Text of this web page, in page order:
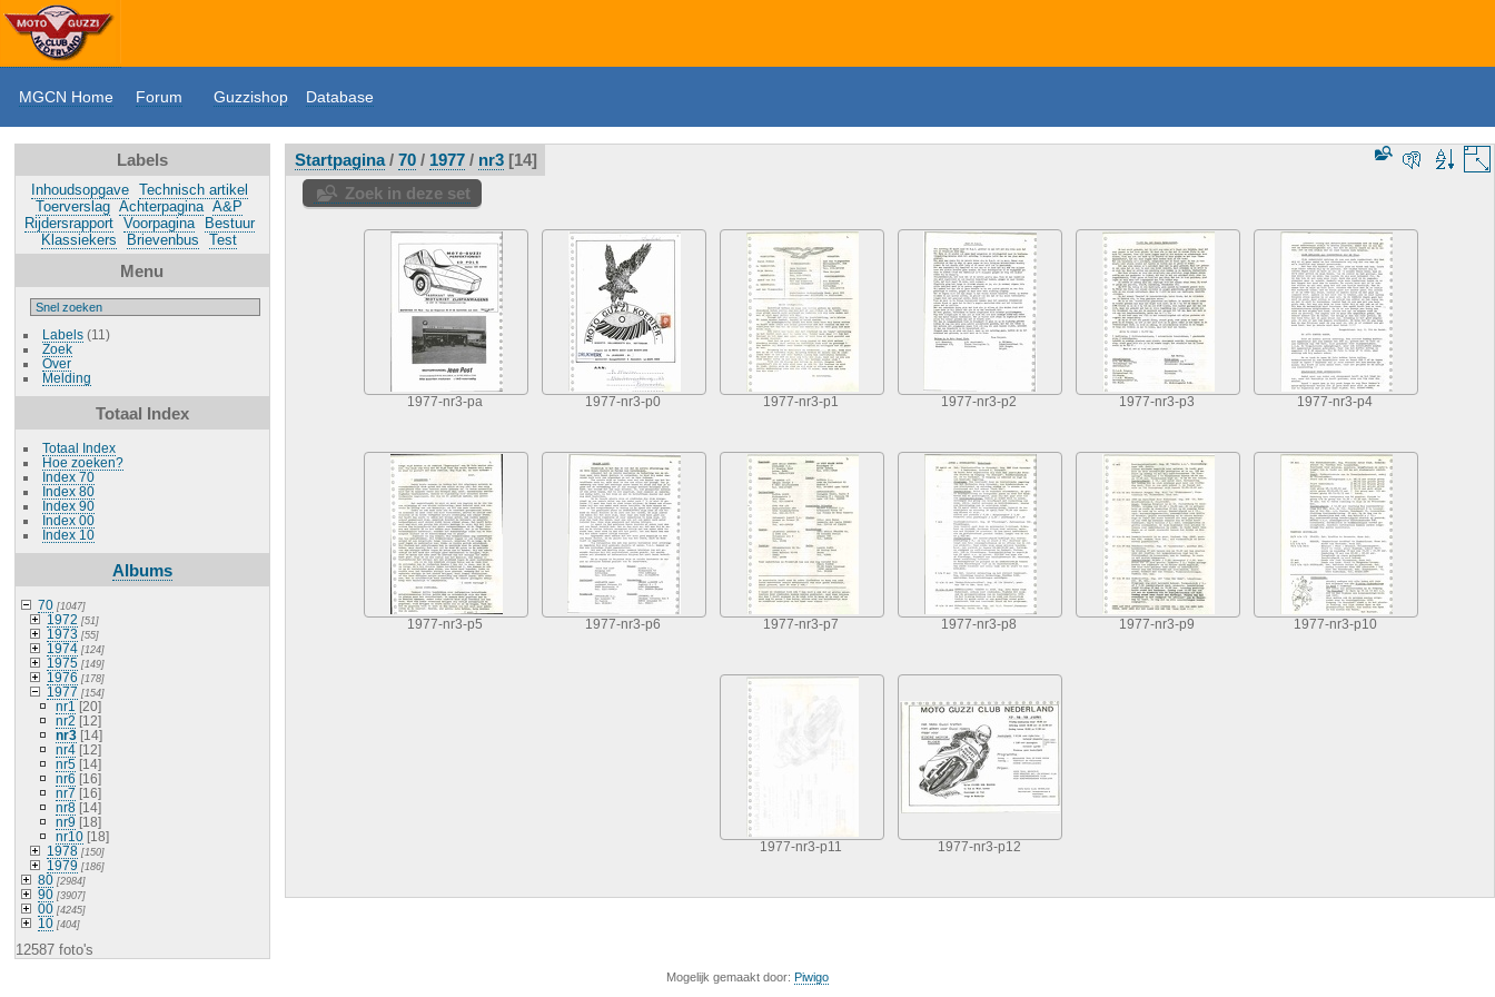
MGCN Home Forum Guzzishop Database
Labels
Inhoudsopgave
Technisch artikel
Toerverslag Achterpagina A&P
Rijdersrapport
Voorpagina
Bestuur
Klassiekers
Brievenbus Test
Menu
Labels(11)
Zoek
Over
Melding
Totaal Index
Totaal Index
Hoe zoeken?
Index 70
Index 80
Index 90
Index 00
Index 10
Albums
70[1047]
1972 [51]
1973 [55]
1974[124]
1975[149]
1976 [178]
1977 [154]
nr1 [20]
nr2 [12]
nr3[14]
nr4[12]
nr5[14]
nr6 [16]
nr7 [16]
nr8[14]
nr9 [18]
nr10[18]
1978[150]
1979 [186]
80[2984]
90[3907]
00[4245]
10[404]
12587 foto's
Startpagina/ 70/ 1977/ nr3 14
Zoek in deze set
1977-nr3-pa 1977-nr3-p0 1977-nr3-p1 1977-nr3-p2 1977-nr3-p3 1977-nr3-p4
1977-nr3-p5 1977-nr3-p6 1977-nr3-p7 1977-nr3-p8 1977-nr3-p9 1977-nr3-p10
1977-nr3-p11 1977-nr3-p12
Mogelijk gemaakt door: Piwigo